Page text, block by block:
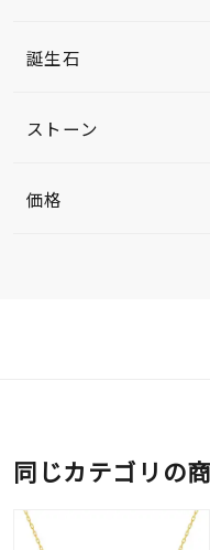
誕生石
ストーン
価格
同じカテゴリの